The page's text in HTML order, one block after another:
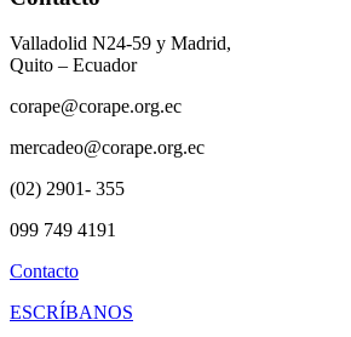
Valladolid N24-59 y Madrid,
Quito – Ecuador
corape@corape.org.ec
mercadeo@corape.org.ec
(02) 2901- 355
099 749 4191
Contacto
ESCRÍBANOS